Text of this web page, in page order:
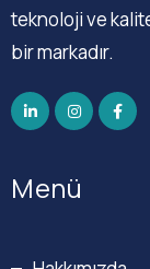
teknoloji ve
bir markadır.
Menü